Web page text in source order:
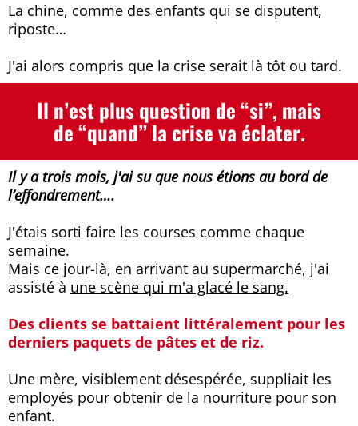
La chine, comme des enfants qui se disputent,
riposte…
J'ai alors compris que la crise serait là tôt ou tard.
Il n’est plus question de “si”, mais
de “quand” la crise va éclater.
Il y a trois mois, j'ai su que nous étions au bord de
l’effondrement….
J'étais sorti faire les courses comme chaque
semaine.
Mais ce jour-là, en arrivant au supermarché, j'ai
assisté à une scène qui m'a glacé le sang.
Des clients se battaient littéralement pour les
derniers paquets de pâtes et de riz.
Une mère, visiblement désespérée, suppliait les
employés pour obtenir de la nourriture pour son
enfant.